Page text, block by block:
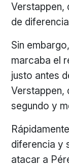
Verstappen,
de
Sin
marcaba el
justo antes
Verstappen,
segundo y
diferencia y
atacar a